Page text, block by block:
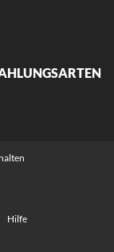
Hilfe